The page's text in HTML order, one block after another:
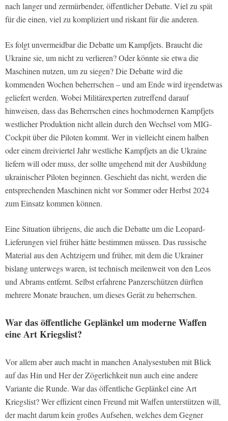
nach langer und zermürbender, öffentlicher Debatte. Viel zu spät
für die einen, viel zu kompliziert und riskant für die anderen.
Es folgt unvermeidbar die Debatte um Kampfjets. Braucht die
Ukraine sie, um nicht zu verlieren? Oder könnte sie etwa die
Maschinen nutzen, um zu siegen? Die Debatte wird die
kommenden Wochen beherrschen – und am Ende wird irgendetwas
geliefert werden. Wobei Militärexperten zutreffend darauf
hinweisen, dass das Beherrschen eines hochmodernen Kampfjets
westlicher Produktion nicht allein durch den Wechsel vom MIG-
Cockpit über die Piloten kommt. Wer in vielleicht einem halben
oder einem dreiviertel Jahr westliche Kampfjets an die Ukraine
liefern will oder muss, der sollte umgehend mit der Ausbildung
ukrainischer Piloten beginnen. Geschieht das nicht, werden die
entsprechenden Maschinen nicht vor Sommer oder Herbst 2024
zum Einsatz kommen können.
Eine Situation übrigens, die auch die Debatte um die Leopard-
Lieferungen viel früher hätte bestimmen müssen. Das russische
Material aus den Achtzigern und früher, mit dem die Ukrainer
bislang unterwegs waren, ist technisch meilenweit von den Leos
und Abrams entfernt. Selbst erfahrene Panzerschützen dürften
mehrere Monate brauchen, um dieses Gerät zu beherrschen.
War das öffentliche Geplänkel um moderne Waffen
eine Art Kriegslist?
Vor allem aber auch macht in manchen Analysestuben mit Blick
auf das Hin und Her der Zögerlichkeit nun auch eine andere
Variante die Runde. War das öffentliche Geplänkel eine Art
Kriegslist? Wer effizient einen Freund mit Waffen unterstützen will,
der macht darum kein großes Aufsehen, welches dem Gegner